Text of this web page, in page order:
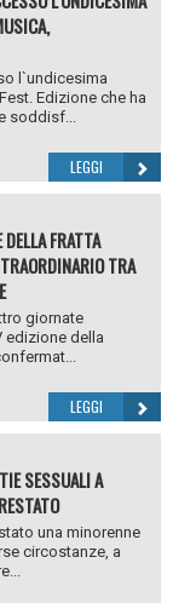
l`undicesima
Edizione che ha
soddisf...
LEGGI
FRATTA
TRA
giornate
edizione della
LEGGI
SESSUALI A
una minorenne
circostanze, a